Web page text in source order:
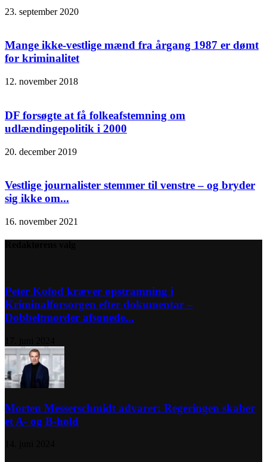
23. september 2020
Mange ikke-vestlige mænd fra årgang 1987 er dømt
for kriminalitet
12. november 2018
DF forsøgte at få folkeafstemning om
udlændingepolitik i 2000
20. december 2019
Vestlige journalister stemmer til venstre – og bryder
sig ikke om...
16. november 2021
Peter Kofod kræver opstramning i
Kriminalforsorgen efter dokumentar –
Dobbeltmorder afsonede...
Morten Messerschmidt advarer: Regeringen skaber
et A- og B-hold